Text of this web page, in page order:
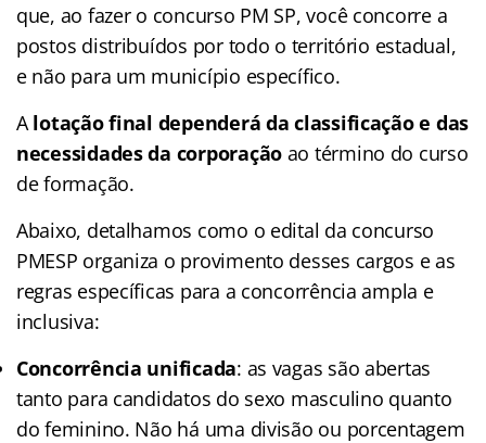
que, ao fazer o concurso PM SP, você concorre a
postos distribuídos por todo o território estadual,
e não para um município específico.
Alotação final dependerá da classificação e das
necessidades da corporaçãoao término do curso
de formação.
Abaixo, detalhamos como o edital da concurso
PMESP organiza o provimento desses cargos e as
regras específicas para a concorrência ampla e
inclusiva:
Concorrência unificada: as vagas são abertas
tanto para candidatos do sexo masculino quanto
do feminino. Não há uma divisão ou porcentagem